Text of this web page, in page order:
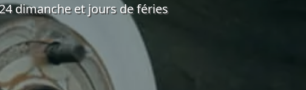
dimanche et jours de féries